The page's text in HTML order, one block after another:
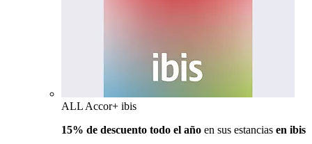
ALL Accor+ ibis
15% de descuento todo el año en sus estancias en ibis